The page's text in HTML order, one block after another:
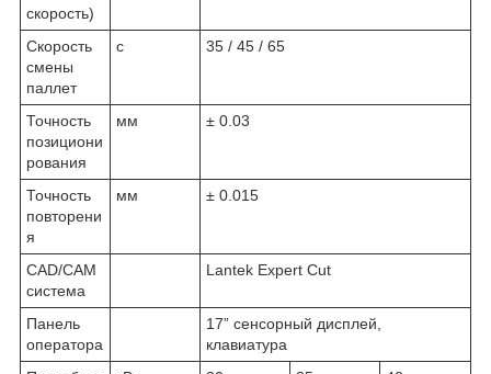
скорость)
Скорость
смены
паллет
с 35 / 45 / 65
Точность
позициони
рования
мм ± 0.03
Точность
повторени
я
мм ± 0.015
CAD/CAM
система
Lantek Expert Cut
Панель
оператора
17” сенсорный дисплей,
клавиатура